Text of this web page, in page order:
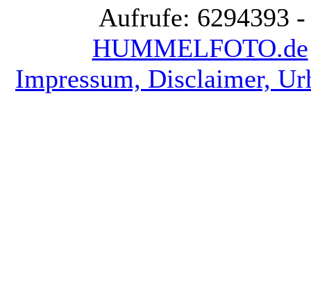
Aufrufe: 6294393
HUMMELFOTO.de
Impressum, Disclaimer,